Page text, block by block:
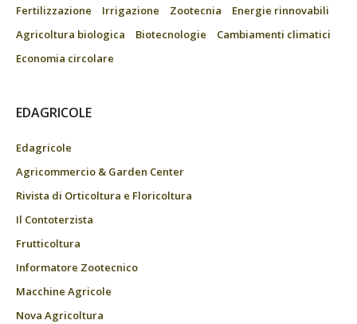
Fertilizzazione
Irrigazione Zootecnia
Energie rinnovabili
Agricoltura biologica
Biotecnologie
Cambiamenti climatici
Economia circolare
EDAGRICOLE
Edagricole
Agricommercio & Garden Center
Rivista di Orticoltura e Floricoltura
Il Contoterzista
Frutticoltura
Informatore Zootecnico
Macchine Agricole
Nova Agricoltura